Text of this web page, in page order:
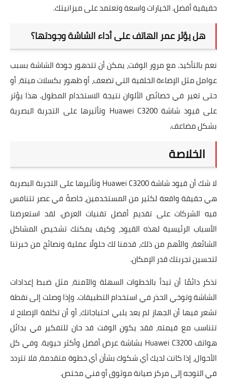
حقيقيةأفضل. الخيارات واسعة وتعتمد على ميزانيتك.
هل يؤثر عمر الهاتف على أداء الشاشة وجودتها؟
نعم بالتأكيد. مع مرور الوقت، يمكن أن تتدهور جودة الشاشة بسبب
عوامل مثل الإضاءة الخلفية التي تضعف، أو ظهور بكسلاتميتة، أو
حتى تغير في خصائص الألوان نتيجة الاستخدام المطول. هذا يؤثر
على قيود شاشة Huawei C3200 وتأثيرها على التجربة البصرية
بشكل مضاعف.
الخلاصة
لا شك أنقيود شاشة Huawei C3200 وتأثيرها على التجربة البصرية
هي حقيقة واقعة لكثير من المستخدمين، خاصةً في عصر تتنافس
فيه الشركات على تقديم أفضل تقنيات العرض. لقد استعرضنا
الأسباب الرئيسية لهذه القيود، وكيف يمكنك تشخيص المشاكل
الشائعة، والأهم من ذلك، قدمنا لك حلولًا عملية ونصائح من خبرتنا
لتحسين تجربتك قدر الإمكان.
تذكر دائمًا أن تبدأ بالخطوات السهلة والآمنة، مثل ضبط إعدادات
الشاشةوتوخي الحذر في استخدام التطبيقات. وإذا وصلت إلى نقطة
تشعر فيها أن الجهاز لم يعد يلبي احتياجاتك، أو أن تكلفة الإصلاح لا
تتناسب مع قيمته، فقد يكون الوقت قد حان للتفكير في بدائل
هواتف Huawei C3200 بشاشة عرض أفضل وأكثر حيوية
. وفي كل
الأحوال، إذا كانت لديك أي شكوك بشأن أي خطوة متقدمة، فلا تتردد
في التوجه إلى مركز صيانة موثوق أو فني مختص.